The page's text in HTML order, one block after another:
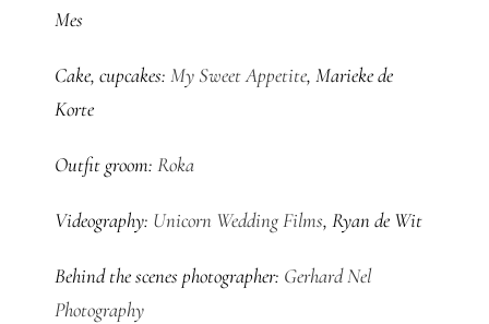
Mes
Cake, cupcakes: My Sweet Appetite, Marieke de
Korte
Outfit groom: Roka
Videography: Unicorn Wedding Films, Ryan de Wit
Behind the scenes photographer: Gerhard Nel
Photography